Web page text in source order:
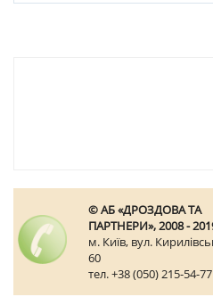
© АБ «ДРОЗДОВА ТА
ПАРТНЕРИ», 2008 -
м. Київ, вул.
60
тел. +38 (050) 215-54-